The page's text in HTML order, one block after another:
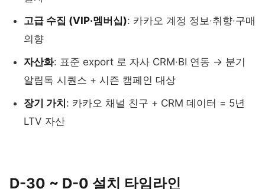
고급 수집 (VIP·멤버십): 카카오 계정 정보·취향·구매
의향
자산화: 표준 export 로 자사 CRM·BI 연동 → 분기
알림톡 시퀀스 + 시즌 캠페인 대상
장기 가치 : 카카오 채널 친구 + CRM 데이터 = 5년
LTV 자산
D-30 ~ D-0 설치 타임라인